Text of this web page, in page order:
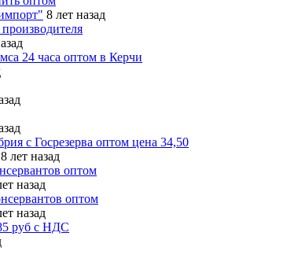
8 лет назад
24 часа оптом в Керчи
с Госрезерва оптом цена 34,50
8 лет назад
оптом
назад
оптом
назад
руб с НДС